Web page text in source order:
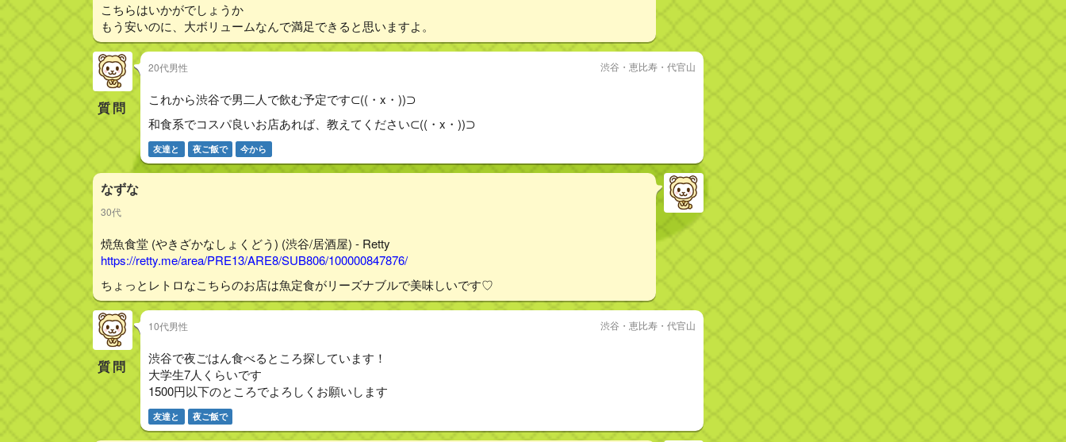
こちらはいかがでしょうか
もう安いのに、大ボリュームなんで満足できると思いますよ。
質問
20代男性 渋谷・恵比寿・代官山
これから渋谷で男二人で飲む予定です⊂((・x・))⊃
和食系でコスパ良いお店あれば、教えてください⊂((・x・))⊃
友達と 夜ご飯で 今から
なずな
30代
焼魚食堂 (やきざかなしょくどう) (渋谷/居酒屋) - Retty
https://retty.me/area/PRE13/ARE8/SUB806/100000847876/
ちょっとレトロなこちらのお店は魚定食がリーズナブルで美味しいです♡
質問
10代男性 渋谷・恵比寿・代官山
渋谷で夜ごはん食べるところ探しています！
大学生7人くらいです
1500円以下のところでよろしくお願いします
友達と 夜ご飯で